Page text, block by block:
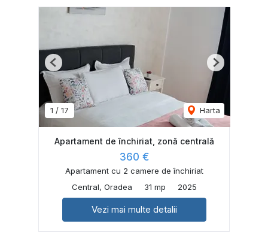
1 / 17 Harta
Previous Next
Apartament de închiriat, zonă centrală
360 €
Apartament cu 2 camere de închiriat
Central, Oradea
31 mp 2025
Vezi mai multe detalii